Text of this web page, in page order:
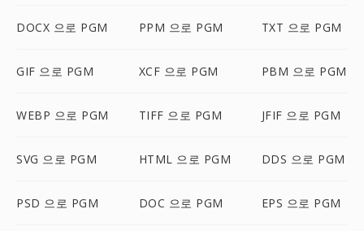
DOCX 으로 PGM PPM 으로 PGM TXT 으로 PGM
GIF 으로 PGM XCF 으로 PGM PBM 으로 PGM
WEBP 으로 PGM TIFF 으로 PGM JFIF 으로 PGM
SVG 으로 PGM HTML 으로 PGM DDS 으로 PGM
PSD 으로 PGM DOC 으로 PGM EPS 으로 PGM